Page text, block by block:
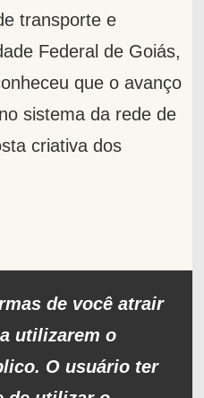
transporte e
Federal de Goiás,
que o avanço
sistema da rede de
criativa dos
de você atrair
utilizarem o
O usuário ter